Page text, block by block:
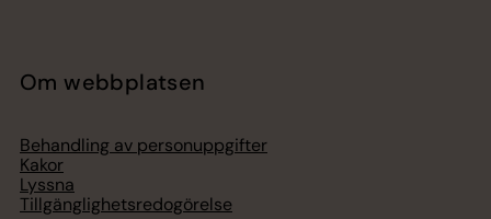
Om webbplatsen
Behandling av personuppgifter
Kakor
Lyssna
Tillgänglighetsredogörelse